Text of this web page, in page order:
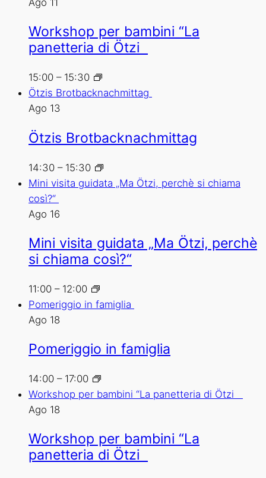
Ago 11
Workshop per bambini “La
panetteria di Ötzi
15:00 – 15:30
Ötzis Brotbacknachmittag
Ago 13
Ötzis Brotbacknachmittag
14:30 – 15:30
Mini visita guidata „Ma Ötzi, perchè si chiama
così?“
Ago 16
Mini visita guidata „Ma Ötzi, perchè
si chiama così?“
11:00 – 12:00
Pomeriggio in famiglia
Ago 18
Pomeriggio in famiglia
14:00 – 17:00
Workshop per bambini “La panetteria di Ötzi
Ago 18
Workshop per bambini “La
panetteria di Ötzi